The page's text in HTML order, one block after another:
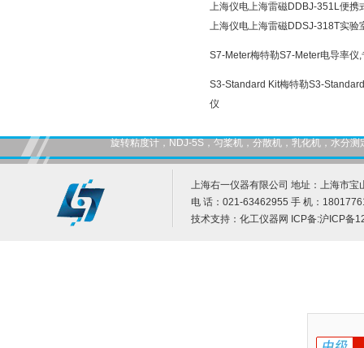
上海仪电上海雷磁DDBJ-351L便携
上海仪电上海雷磁DDSJ-318T实验
S7-Meter梅特勒S7-Meter电导率仪
S3-Standard Kit梅特勒S3-
仪
旋转粘度计，NDJ-5S，匀桨机，分散机，乳化机，水分
上海右一仪器有限公司 地址：上海市宝
电 话：021-63462955 手 机：
技术支持： 化工仪器网 ICP备:沪ICP备